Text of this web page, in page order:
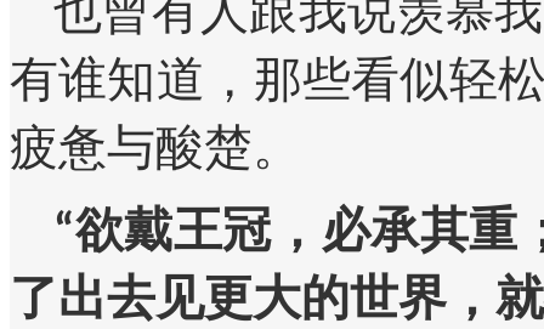
也曾有人跟我说羡慕
有谁知道，那些看似轻
疲惫与酸楚。
“欲戴王冠，必承其重
了出去见更大的世界，